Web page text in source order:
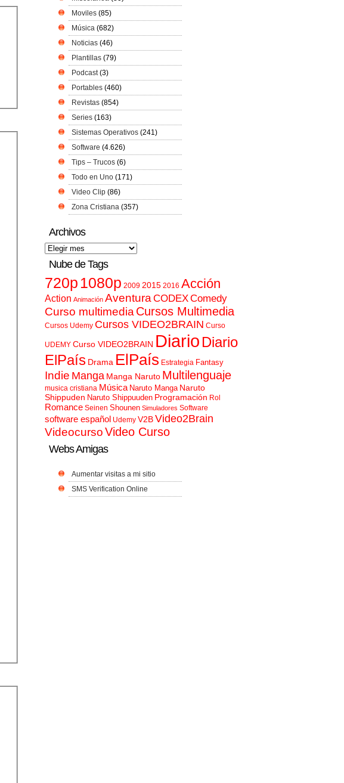
Moviles (85)
Música (682)
Noticias (46)
Plantillas (79)
Podcast(3)
Portables (460)
Revistas (854)
Series (163)
Sistemas Operativos (241)
Software (4.626)
Tips – Trucos (6)
Todo en Uno (171)
Video Clip (86)
Zona Cristiana (357)
Archivos
Nube de Tags
720p 1080p 2009 2015 2016 Acción
Action Animación AventuraCODEXComedy
Curso multimediaCursos Multimedia
Cursos Udemy Cursos VIDEO2BRAIN Curso
UDEMY Curso VIDEO2BRAIN Diario Diario
ElPaís Drama ElPaís Estrategia Fantasy
Indie Manga Manga Naruto Multilenguaje
musica cristiana Música Naruto Manga Naruto
Shippuden Naruto Shippuuden Programación Rol
Romance Seinen Shounen Simuladores Software
software español Udemy V2BVideo2Brain
VideocursoVideo Curso
Webs Amigas
Aumentar visitas a mi sitio
SMS Verification Online